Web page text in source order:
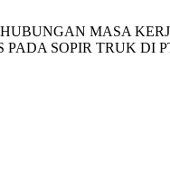
HUBUNGAN MASA
PADA SOPIR TRUK DI